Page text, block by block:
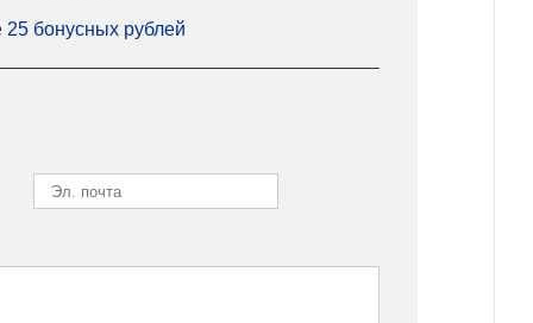
25 бонусных рублей